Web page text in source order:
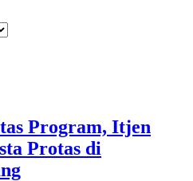
Program, Itjen
Protas di